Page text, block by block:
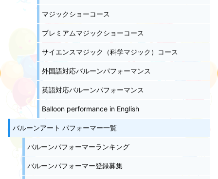
マジックショーコース
プレミアムマジックショーコース
サイエンスマジック（科学マジック）コース
外国語対応バルーンパフォーマンス
英語対応バルーンパフォーマンス
Balloon performance in English
バルーンアート パフォーマー一覧
バルーンパフォーマーランキング
バルーンパフォーマー登録募集